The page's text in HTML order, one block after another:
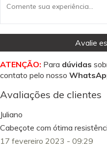
Avalie
ATENÇÃO: Para dúvidas
contato pelo nosso
Avaliações de clientes
Juliano
Cabeçote com ótima
17 fevereiro 2023 - 09:29